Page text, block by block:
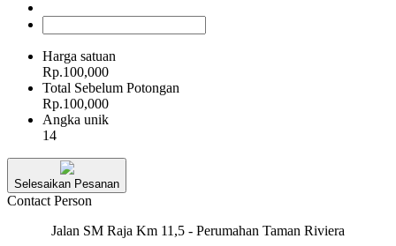
Harga satuan
Rp.100,000
Total Sebelum Potongan
Rp.100,000
Angka unik
14
Selesaikan Pesanan
Contact Person
Jalan SM Raja Km 11,5 - Perumahan Taman Riviera